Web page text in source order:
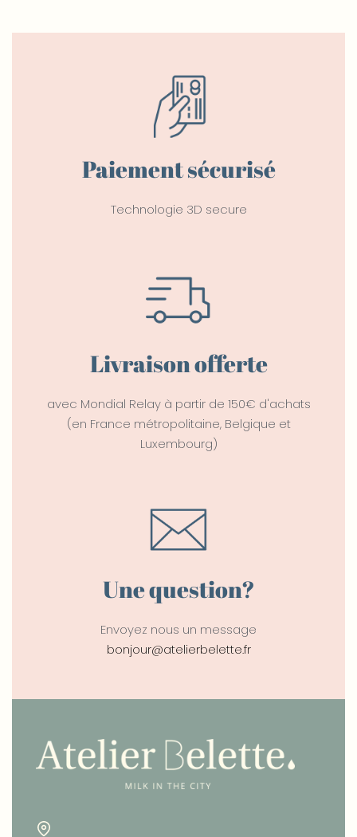
Paiement sécurisé
Technologie 3D secure
Livraison offerte
avec Mondial Relay à partir de 150€ d'achats
(en France métropolitaine, Belgique et
Luxembourg)
Une question?
Envoyez nous un message
bonjour@atelierbelette.fr